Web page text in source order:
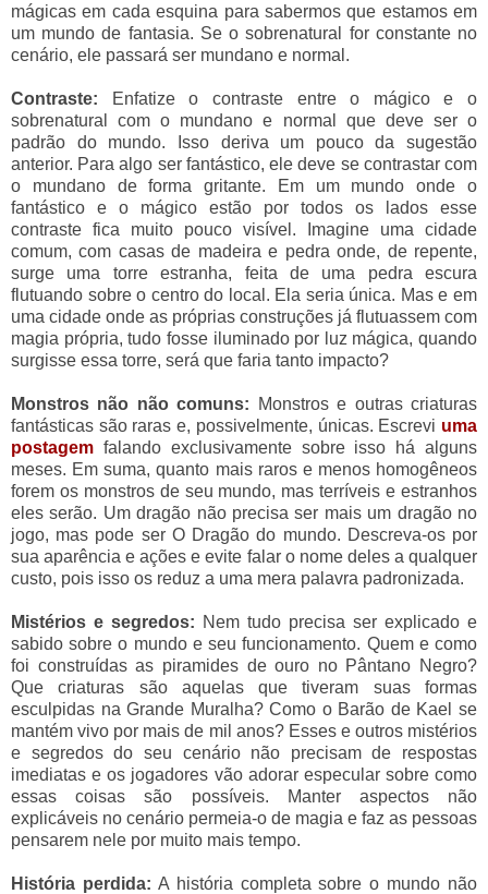
mágicas em cada esquina para sabermos que estamos em
um mundo de fantasia. Se o sobrenatural for constante no
cenário, ele passará ser mundano e normal.
Contraste: Enfatize o contraste entre o mágico e o
sobrenatural com o mundano e normal que deve ser o
padrão do mundo. Isso deriva um pouco da sugestão
anterior. Para algo ser fantástico, ele deve se contrastar com
o mundano de forma gritante. Em um mundo onde o
fantástico e o mágico estão por todos os lados esse
contraste fica muito pouco visível. Imagine uma cidade
comum, com casas de madeira e pedra onde, de repente,
surge uma torre estranha, feita de uma pedra escura
flutuando sobre o centro do local. Ela seria única. Mas e em
uma cidade onde as próprias construções já flutuassem com
magia própria, tudo fosse iluminado por luz mágica, quando
surgisse essa torre, será que faria tanto impacto?
Monstros não não comuns: Monstros e outras criaturas
fantásticas são raras e, possivelmente, únicas. Escrevi uma
postagem falando exclusivamente sobre isso há alguns
meses. Em suma, quanto mais raros e menos homogêneos
forem os monstros de seu mundo, mas terríveis e estranhos
eles serão. Um dragão não precisa ser mais um dragão no
jogo, mas pode ser O Dragão do mundo. Descreva-os por
sua aparência e ações e evite falar o nome deles a qualquer
custo, pois isso os reduz a uma mera palavra padronizada.
Mistérios e segredos: Nem tudo precisa ser explicado e
sabido sobre o mundo e seu funcionamento. Quem e como
foi construídas as piramides de ouro no Pântano Negro?
Que criaturas são aquelas que tiveram suas formas
esculpidas na Grande Muralha? Como o Barão de Kael se
mantém vivo por mais de mil anos? Esses e outros mistérios
e segredos do seu cenário não precisam de respostas
imediatas e os jogadores vão adorar especular sobre como
essas coisas são possíveis. Manter aspectos não
explicáveis no cenário permeia-o de magia e faz as pessoas
pensarem nele por muito mais tempo.
História perdida: A história completa sobre o mundo não